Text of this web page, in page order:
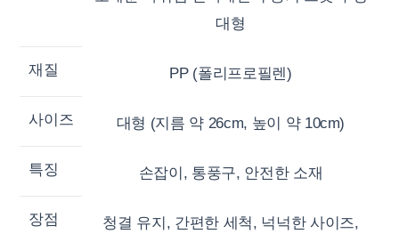
대형
재질 PP (폴리프로필렌)
사이즈 대형 (지름 약 26cm, 높이 약 10cm)
특징 손잡이, 통풍구, 안전한 소재
장점
청결 유지, 간편한 세척, 넉넉한 사이즈,